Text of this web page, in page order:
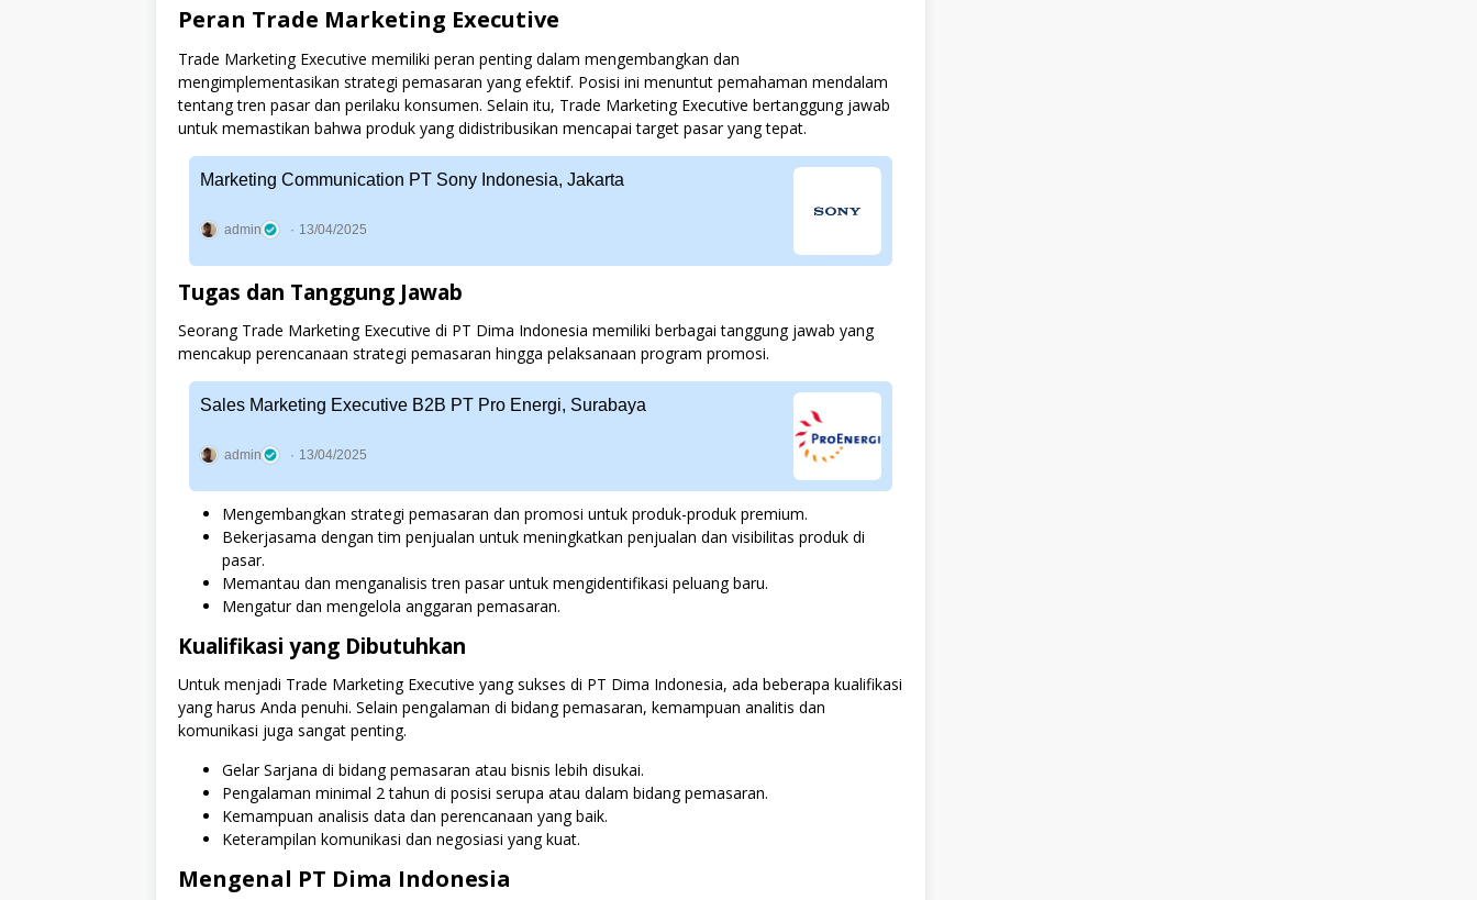
Peran Trade Marketing Executive
Trade Marketing Executive memiliki peran penting dalam mengembangkan dan
mengimplementasikan strategi pemasaran yang efektif. Posisi ini menuntut pemahaman mendalam
tentang tren pasar dan perilaku konsumen. Selain itu, Trade Marketing Executive bertanggung jawab
untuk memastikan bahwa produk yang didistribusikan mencapai target pasar yang tepat.
Marketing Communication PT Sony Indonesia, Jakarta
admin 13/04/2025
Tugas dan Tanggung Jawab
Seorang Trade Marketing Executive di PT Dima Indonesia memiliki berbagai tanggung jawab yang
mencakup perencanaan strategi pemasaran hingga pelaksanaan program promosi.
Sales Marketing Executive B2B PT Pro Energi, Surabaya
admin 13/04/2025
Mengembangkan strategi pemasaran dan promosi untuk produk-produk premium.
Bekerjasama dengan tim penjualan untuk meningkatkan penjualan dan visibilitas produk di
pasar.
Memantau dan menganalisis tren pasar untuk mengidentifikasi peluang baru.
Mengatur dan mengelola anggaran pemasaran.
Kualifikasi yang Dibutuhkan
Untuk menjadi Trade Marketing Executive yang sukses di PT Dima Indonesia, ada beberapa kualifikasi
yang harus Anda penuhi. Selain pengalaman di bidang pemasaran, kemampuan analitis dan
komunikasi juga sangat penting.
Gelar Sarjana di bidang pemasaran atau bisnis lebih disukai.
Pengalaman minimal 2 tahun di posisi serupa atau dalam bidang pemasaran.
Kemampuan analisis data dan perencanaan yang baik.
Keterampilan komunikasi dan negosiasi yang kuat.
Mengenal PT Dima Indonesia